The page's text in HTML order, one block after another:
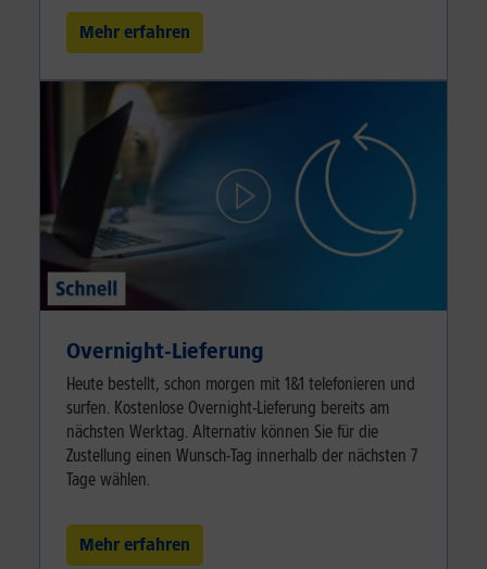
Mehr erfahren
Overnight-Lieferung
Heute bestellt, schon morgen mit 1&1 telefonieren und
surfen. Kostenlose Overnight-Lieferung bereits am
nächsten Werktag. Alternativ können Sie für die
Zustellung einen Wunsch-Tag innerhalb der nächsten 7
Tage wählen.
Mehr erfahren